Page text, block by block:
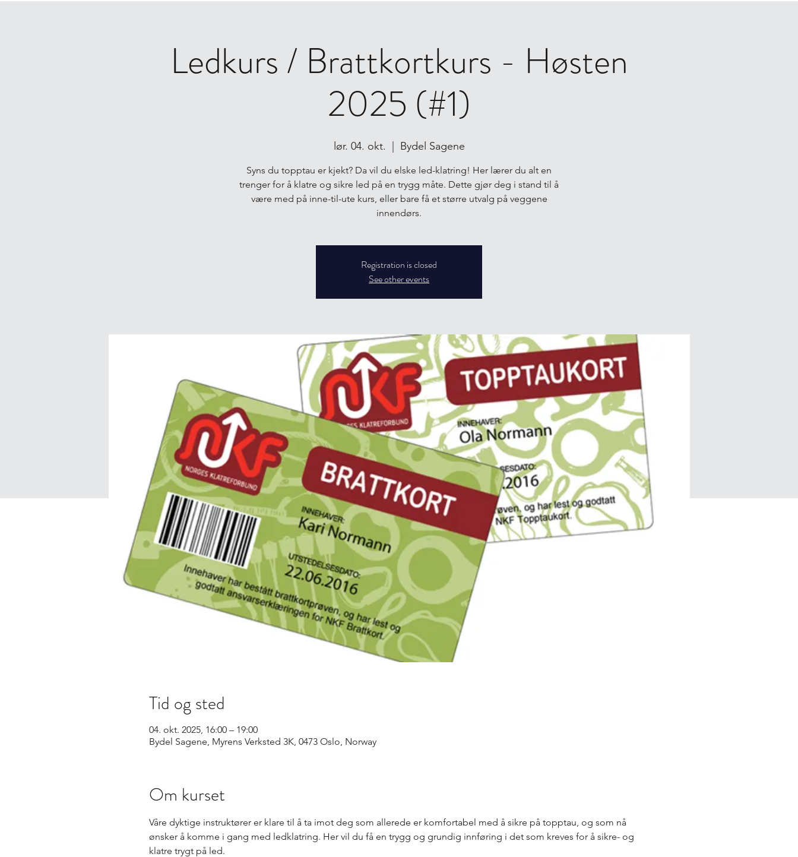
Ledkurs / Brattkortkurs - Høsten
2025 (#1)
lør. 04. okt. Bydel Sagene
Syns du topptau er kjekt? Da vil du elske led-klatring! Her lærer du alt en
trenger for å klatre og sikre led på en trygg måte. Dette gjør deg i stand til å
være med på inne-til-ute kurs, eller bare få et større utvalg på veggene
innendørs.
Registration is closed
See other events
Tid og sted
04. okt. 2025, 16:00 – 19:00
Bydel Sagene, Myrens Verksted 3K, 0473 Oslo, Norway
Om kurset
Våre dyktige instruktører er klare til å ta imot deg som allerede er komfortabel med å sikre på topptau, og som nå
ønsker å komme i gang med ledklatring. Her vil du få en trygg og grundig innføring i det som kreves for å sikre- og
klatre trygt på led.